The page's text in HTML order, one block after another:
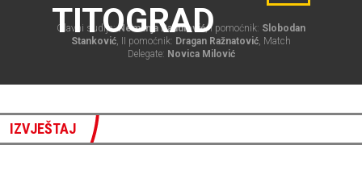
TITOGRAD
Glavni sudija:Nemanja Radulović, I pomoćnik: Slobodan
Stanković, II pomoćnik: Dragan Ražnatović, Match
Delegate: Novica Milović
IZVJEŠTAJ